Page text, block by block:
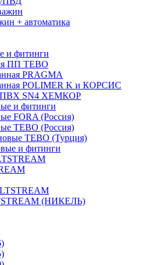
+ автоматика
и фитинги
ПП TEBO
PRAGMA
POLIMER K и КОРСИС
ПВХ SN4 ХЕМКОР
и фитинги
FORA (Россия)
TEBO (Россия)
TEBO (Турция)
и фитинги
(НИКЕЛЬ)